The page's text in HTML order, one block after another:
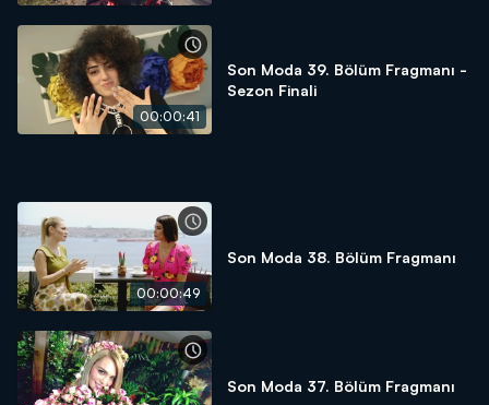
00:00:41
Son Moda 39. Bölüm Fragmanı -
Sezon Finali
00:00:49
Son Moda 38. Bölüm Fragmanı
Son Moda 37. Bölüm Fragmanı